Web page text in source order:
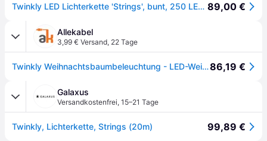
Twinkly LED Lichterkette 'Strings', bunt, 250 LEDs, Länge ca. 20 m 89,00 €
Allekabel
3,99 € Versand, 22 Tage
Twinkly Weihnachtsbaumbeleuchtung - LED-Weihnachtsbeleuchtung für inn86,19 €
Galaxus
Versandkostenfrei, 15–21 Tage
Twinkly, Lichterkette, Strings (20m) 99,89 €